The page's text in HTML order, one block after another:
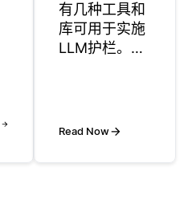
有几种工具和
库可用于实施
LLM护栏。其
Transformers
Read Now